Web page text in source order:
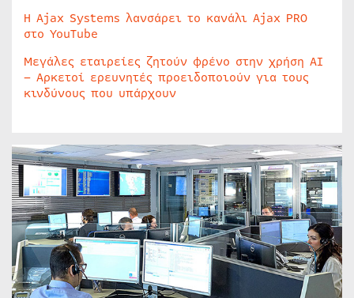
Η Ajax Systems λανσάρει το κανάλι Ajax PRO
στο YouTube
Μεγάλες εταιρείες ζητούν φρένο στην χρήση AI
– Αρκετοί ερευνητές προειδοποιούν για τους
κινδύνους που υπάρχουν